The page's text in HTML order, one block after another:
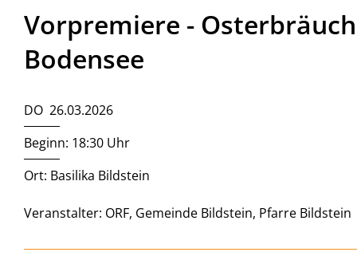
Vorpremiere -
Bodensee
DO 26.03.2026
Beginn: 18:30 Uhr
Ort: Basilika Bildstein
Veranstalter: ORF, Gemeinde Bildstein, Pfarre Bildstein